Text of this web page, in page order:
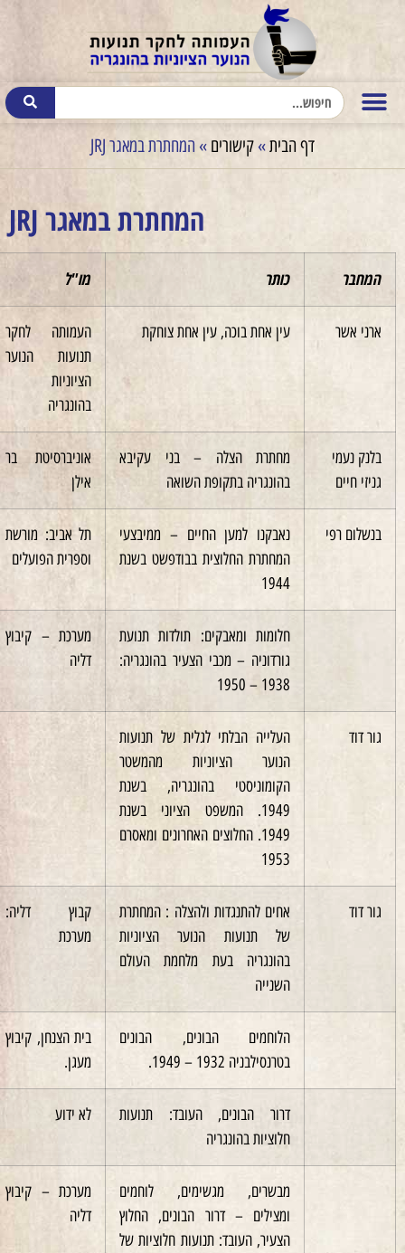
קישורים»המחתרת במאגר JRJ
המחתרת במאגר JRJ
כותר
עין אחת בוכה, עין אחת צוחקת
העמותה לחקר
תנועות הנוער
הציוניות
2002
מחתרת הצלה – בני עקיבא
בהונגריה בתקופת השואה
אוניברסיטת בר
1993
נאבקנו למען החיים – ממיבצעי
המחתרת החלוצית בבודפשט בשנת
תל אביב: מורשת
וספרית הפועלים
1977
חלומות ומאבקים: תולדות תנועת
גורדוניה – מכבי הצעיר בהונגריה:
מערכת – קיבוץ
דליה
2000
העלייה הבלתי לגלית של תנועות
הנוער הציוניות מהמשטר
הקומוניסטי בהונגריה, בשנת
1949. המשפט הציוני בשנת
1949. החלוצים האחרונים ומאסרם
אחים להתנגדות ולהצלה : המחתרת
של תנועות הנוער הציוניות
בהונגריה בעת מלחמת העולם
קבוץ דליה:
מערכת
2004
הלוחמים הבונים, הבונים
בית הצנחן, קיבוץ
מעגן.
1998
דרור הבונים, העובד: תנועות
חלוציות בהונגריה
לא ידוע
מבשרים, מגשימים, לוחמים
ומצילים – דרור הבונים, החלוץ
הצעיר, העובד: תנועות חלוציות של
מערכת – קיבוץ
דליה
1999